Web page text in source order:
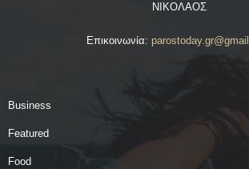
ΝΙΚΟΛΑΟΣ
Επικοινωνία:
Business
Featured
Food